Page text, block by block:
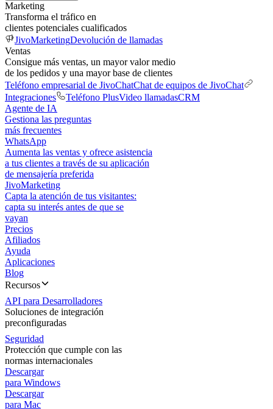
Marketing
Transforma el tráfico en
clientes potenciales cualificados
JivoMarketingDevolución de llamadas
Ventas
Consigue más ventas, un mayor valor medio
de los pedidos y una mayor base de clientes
Teléfono empresarial de JivoChatChat de equipos de JivoChat
Integraciones
Teléfono PlusVideo llamadasCRM
Agente de IA
Gestiona las preguntas
más frecuentes
WhatsApp
Aumenta las ventas y ofrece asistencia
a tus clientes a través de su aplicación
de mensajería preferida
JivoMarketing
Capta la atención de tus visitantes:
capta su interés antes de que se
vayan
Precios
Afiliados
Ayuda
Aplicaciones
Blog
Recursos
API para Desarrolladores
Soluciones de integración
preconfiguradas
Seguridad
Protección que cumple con las
normas internacionales
Descargar
para Windows
Descargar
para Mac